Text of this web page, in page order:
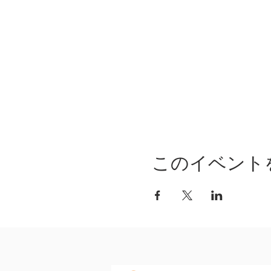
このイベント